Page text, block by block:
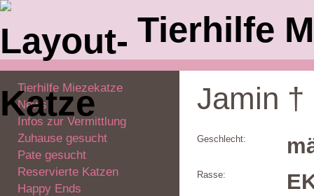
Tierhilfe
Tierhilfe Miezekatze
News
Infos zur Vermittlung
Zuhause gesucht
Pate gesucht
Reservierte Katzen
Happy Ends
Jamin †
Geschlecht:
Rasse: